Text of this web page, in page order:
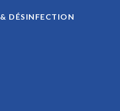
DÉSINFECTION